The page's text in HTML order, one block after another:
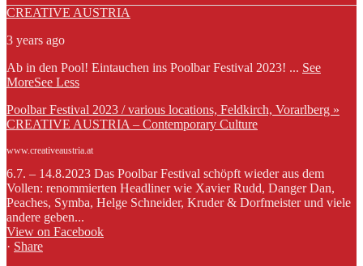
CREATIVE AUSTRIA
3 years ago
Ab in den Pool! Eintauchen ins Poolbar Festival 2023! ... See
MoreSee Less
Poolbar Festival 2023 / various locations, Feldkirch, Vorarlberg »
CREATIVE AUSTRIA – Contemporary Culture
www.creativeaustria.at
6.7. – 14.8.2023 Das Poolbar Festival schöpft wieder aus dem
Vollen: renommierten Headliner wie Xavier Rudd, Danger Dan,
Peaches, Symba, Helge Schneider, Kruder & Dorfmeister und viele
andere geben...
View on Facebook
· Share